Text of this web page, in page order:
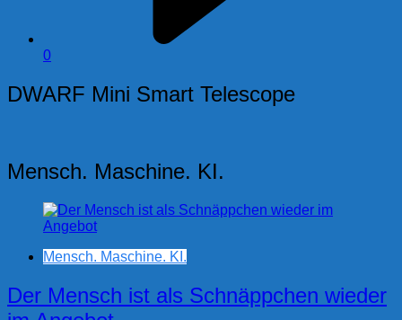
0
DWARF Mini Smart Telescope
Mensch. Maschine. KI.
Mensch. Maschine. KI.
Der Mensch ist als Schnäppchen wieder